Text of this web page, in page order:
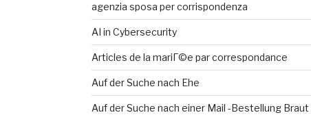
agenzia sposa per corrispondenza
AI in Cybersecurity
Articles de la mariГ©e par correspondance
Auf der Suche nach Ehe
Auf der Suche nach einer Mail -Bestellung Braut